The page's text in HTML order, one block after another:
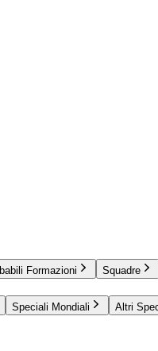
Formazioni Squadre
Speciali Mondiali Altri